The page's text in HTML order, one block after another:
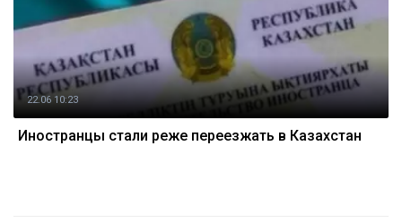
22.06 10:23
Иностранцы стали реже переезжать в Казахстан